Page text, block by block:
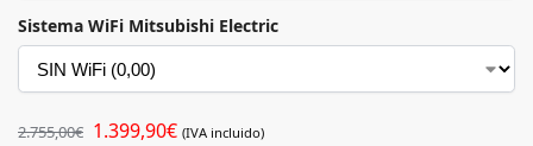
Sistema WiFi Mitsubishi Electric
2.755,00€ 1.399,90€ (IVA incluido)